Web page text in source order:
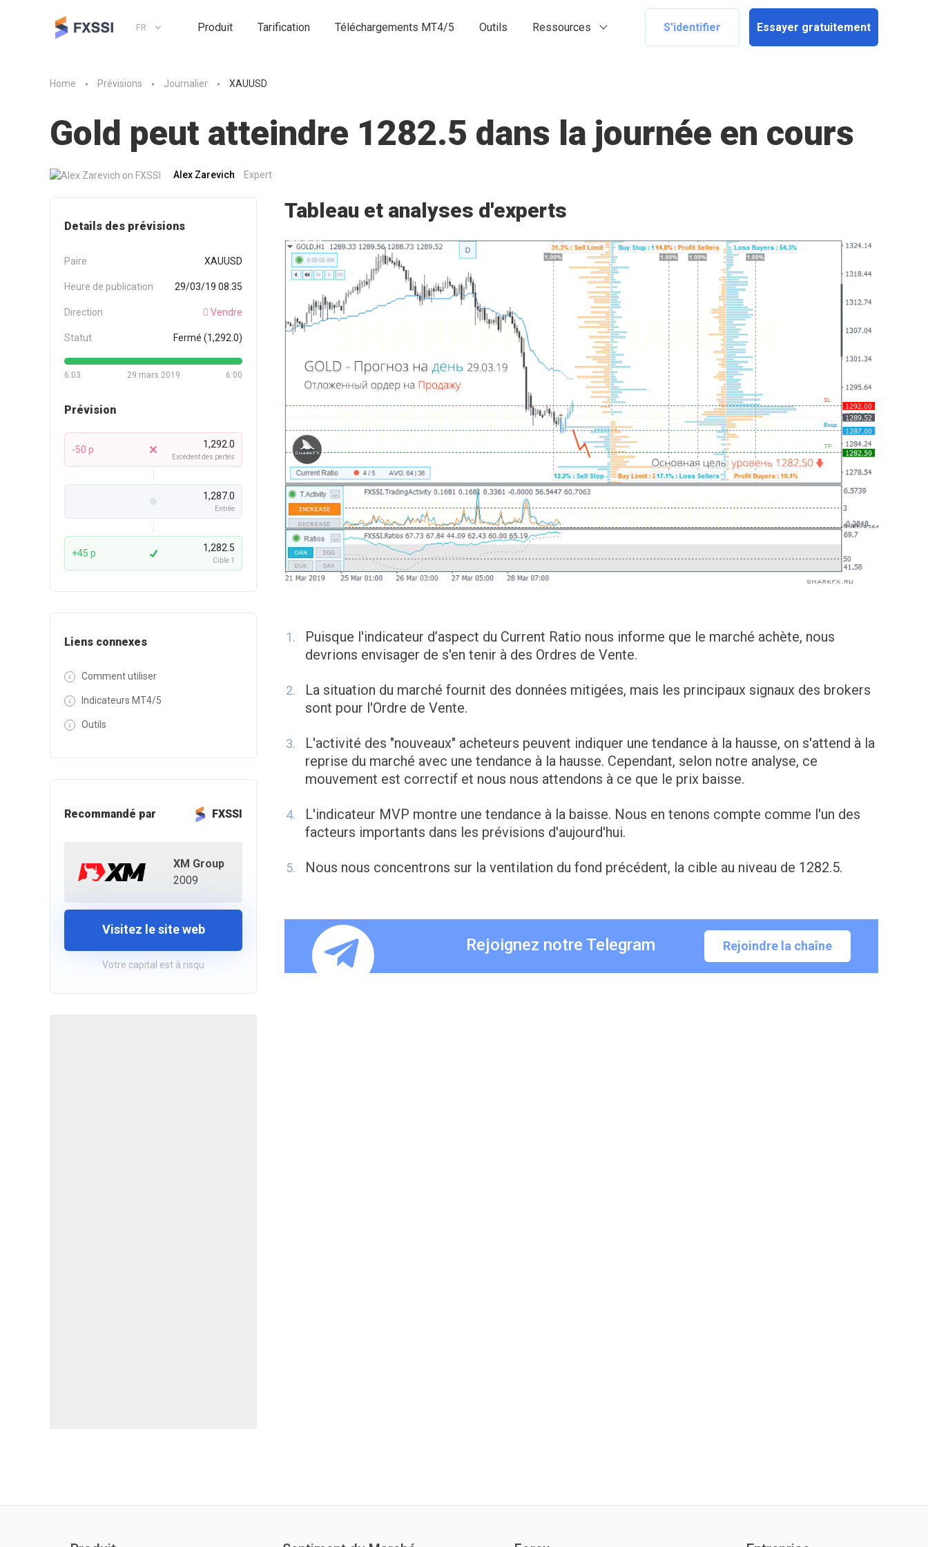
FR Produit Tarification Téléchargements MT4/5 Outils Ressources S'identifier Essayer gratuitement
Home Prévisions Journalier XAUUSD
Gold peut atteindre 1282.5 dans la journée en cours
Alex Zarevich Expert
Details des prévisions
Paire XAUUSD
Heure de publication 29/03/19 08:35
Direction Vendre
Statut Fermé (1,292.0)
6:03 6:00
29 mars 2019
Prévision
-50 p 1,292.0
Excédent des pertes
1,287.0
Entrée
+45 p 1,282.5
Cible 1
Liens connexes
Comment utiliser
Indicateurs MT4/5
Outils
Recommandé par FXSSI
XM Group
2009
Visitez le site web
Votre capital est à risqu
Tableau et analyses d'experts
Puisque l'indicateur d’aspect du Current Ratio nous informe que le marché achète, nous
devrions envisager de s'en tenir à des Ordres de Vente.
La situation du marché fournit des données mitigées, mais les principaux signaux des brokers
sont pour l'Ordre de Vente.
L'activité des "nouveaux" acheteurs peuvent indiquer une tendance à la hausse, on s'attend à la
reprise du marché avec une tendance à la hausse. Cependant, selon notre analyse, ce
mouvement est correctif et nous nous attendons à ce que le prix baisse.
L'indicateur MVP montre une tendance à la baisse. Nous en tenons compte comme l'un des
facteurs importants dans les prévisions d'aujourd'hui.
Nous nous concentrons sur la ventilation du fond précédent, la cible au niveau de 1282.5.
Rejoignez notre Telegram Rejoindre la chaîne